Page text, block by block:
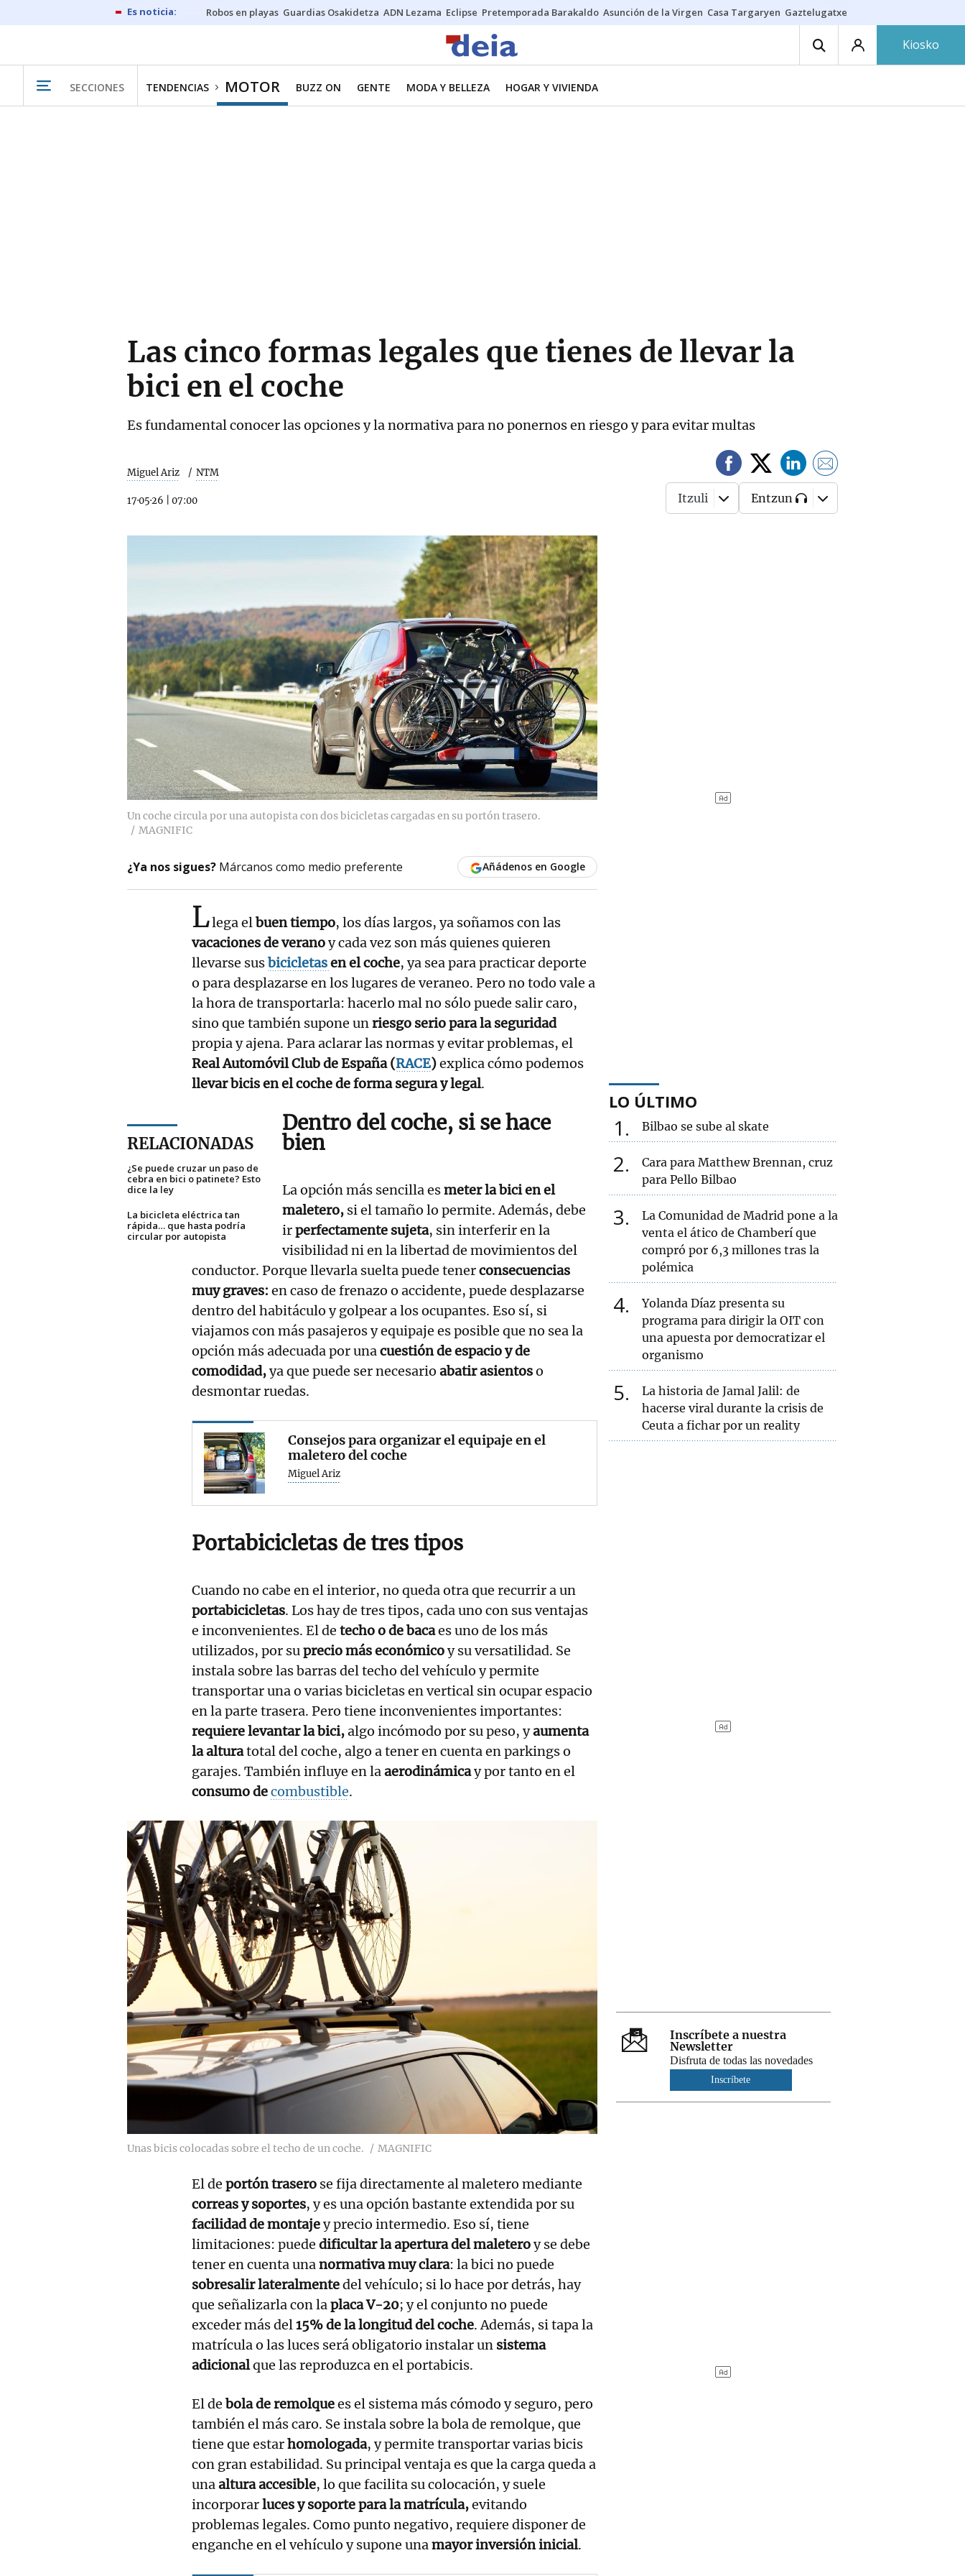
Robos en playas Guardias Osakidetza ADN Lezama Eclipse Pretemporada Barakaldo Asunción de la Virgen Casa Targaryen Gaztelugatxe
Kiosko
SECCIONES TENDENCIAS MOTOR BUZZ ON GENTE MODA Y BELLEZA HOGAR Y VIVIENDA
Las cinco formas legales que tienes de llevar la
bici en el coche
Es fundamental conocer las opciones y la normativa para no ponernos en riesgo y para evitar multas
Miguel Ariz NTM
17·05·26 07:00 Itzuli Entzun
Un coche circula por una autopista con dos bicicletas cargadas en su portón trasero.
MAGNIFIC
¿Ya nos sigues? Márcanos como medio preferente Añádenos en Google
Llega elbuen tiempo, los días largos, ya soñamos con las
vacaciones de veranoy cada vez son más quienes quieren
llevarse susbicicletasen el coche, ya sea para practicar deporte
o para desplazarse en los lugares de veraneo. Pero no todo vale a
la hora de transportarla: hacerlo mal no sólo puede salir caro,
sino que también supone unriesgo serio para la seguridad
propia y ajena. Para aclarar las normas y evitar problemas, el
Real Automóvil Club de España (RACE)explica cómo podemos
llevar bicis en el coche de forma segura y legal.
RELACIONADAS
¿Se puede cruzar un paso de
cebra en bici o patinete? Esto
dice la ley
La bicicleta eléctrica tan
rápida… que hasta podría
circular por autopista
Dentro del coche, si se hace
bien
La opción más sencilla esmeter la bici en el
maletero, si el tamaño lo permite. Además, debe
irperfectamente sujeta, sin interferir en la
visibilidad ni en la libertad de movimientos del
conductor. Porque llevarla suelta puede tenerconsecuencias
muy graves: en caso de frenazo o accidente, puede desplazarse
dentro del habitáculo y golpear a los ocupantes. Eso sí, si
viajamos con más pasajeros y equipaje es posible que no sea la
opción más adecuada por unacuestión de espacio y de
comodidad,ya que puede ser necesario abatir asientoso
desmontar ruedas.
Consejos para organizar el equipaje en el
maletero del coche
Miguel Ariz
Portabicicletas de tres tipos
Cuando no cabe en el interior, no queda otra que recurrir a un
portabicicletas. Los hay de tres tipos, cada uno con sus ventajas
e inconvenientes. El de techo o de bacaes uno de los más
utilizados, por suprecio más económicoy su versatilidad. Se
instala sobre las barras del techo del vehículo y permite
transportar una o varias bicicletas en vertical sin ocupar espacio
en la parte trasera. Pero tiene inconvenientes importantes:
requiere levantar la bici,algo incómodo por su peso, yaumenta
la alturatotal del coche, algo a tener en cuenta en parkings o
garajes. También influye en laaerodinámicay por tanto en el
consumo decombustible.
Unas bicis colocadas sobre el techo de un coche. MAGNIFIC
El de portón trasero se fija directamente al maletero mediante
correas y soportes, y es una opción bastante extendida por su
facilidad de montajey precio intermedio. Eso sí, tiene
limitaciones: puede dificultar la apertura del maleteroy se debe
tener en cuenta unanormativa muy clara: la bici no puede
sobresalir lateralmentedel vehículo; si lo hace por detrás, hay
que señalizarla con laplaca V-20; y el conjunto no puede
exceder más del15% de la longitud del coche. Además, si tapa la
matrícula o las luces será obligatorio instalar un sistema
adicionalque las reproduzca en el portabicis.
El de bola de remolquees el sistema más cómodo y seguro, pero
también el más caro. Se instala sobre la bola de remolque, que
tiene que estarhomologada, y permite transportar varias bicis
con gran estabilidad. Su principal ventaja es que la carga queda a
unaaltura accesible, lo que facilita su colocación, y suele
incorporarluces y soporte para la matrícula,evitando
problemas legales. Como punto negativo, requiere disponer de
enganche en el vehículo y supone unamayor inversión inicial.
LO ÚLTIMO
1 Bilbao se sube al skate
2
Cara para Matthew Brennan, cruz
para Pello Bilbao
3
La Comunidad de Madrid pone a la
venta el ático de Chamberí que
compró por 6,3 millones tras la
polémica
4
Yolanda Díaz presenta su
programa para dirigir la OIT con
una apuesta por democratizar el
organismo
5
La historia de Jamal Jalil: de
hacerse viral durante la crisis de
Ceuta a fichar por un reality
Inscríbete a nuestra
Newsletter
Disfruta de todas las novedades
Inscríbete